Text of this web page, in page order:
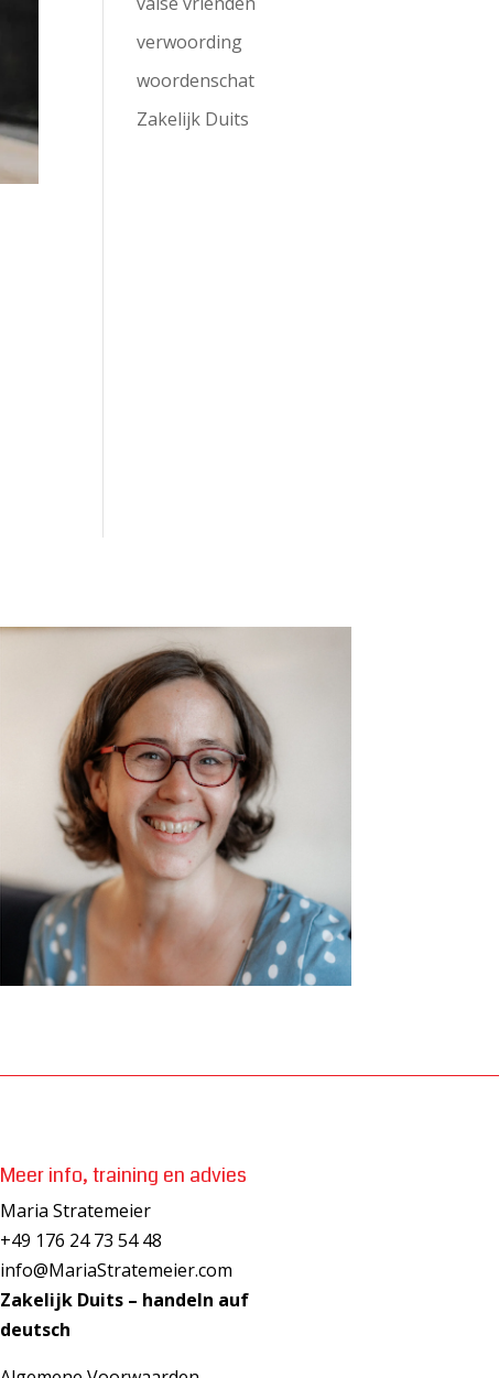
verwoording
woordenschat
Zakelijk Duits
Meer info, training en advies
Maria Stratemeier
+49 176 24 73 54 48
info@MariaStratemeier.com
Zakelijk Duits – handeln auf
deutsch